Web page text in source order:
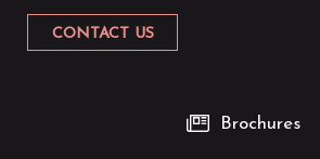
CONTACT US
Brochures